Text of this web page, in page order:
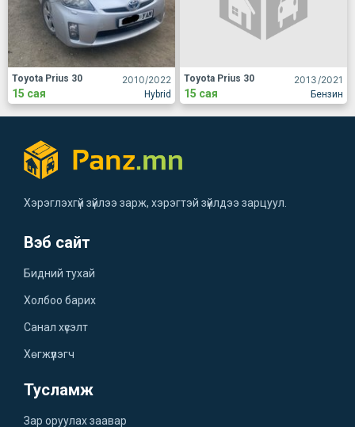
2010/2022
Hybrid
Toyota Prius 30
15 сая
2013/2021
Бензин
Toyota Prius 30
15 сая
Хэрэглэхгүй зүйлээ зарж, хэрэгтэй зүйлдээ зарцуул.
Вэб сайт
Бидний тухай
Холбоо барих
Санал хүсэлт
Хөгжүүлэгч
Тусламж
Зар оруулах заавар